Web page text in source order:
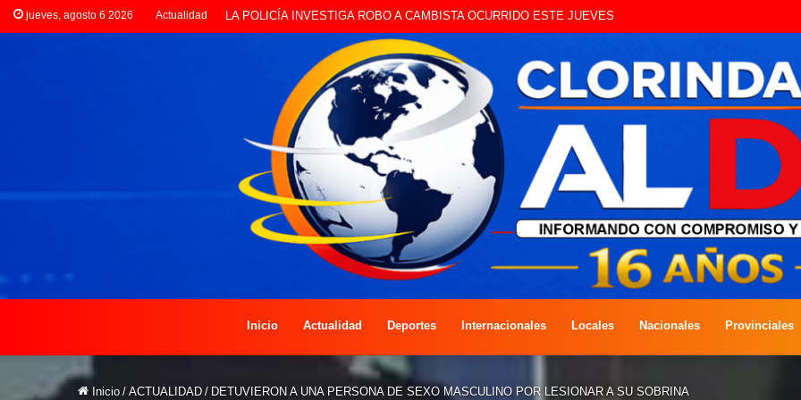
jueves, agosto 6 2026 Actualidad PREOCUPACIÓN POR MOTOS QUE CIRCULAN SIN ILUMINACIÓN
Inicio Actualidad Deportes Internacionales Locales Nacionales Provinciales
Inicio / ACTUALIDAD / DETUVIERON A UNA PERSONA DE SEXO MASCULINO POR LESIONAR A SU SOBRINA